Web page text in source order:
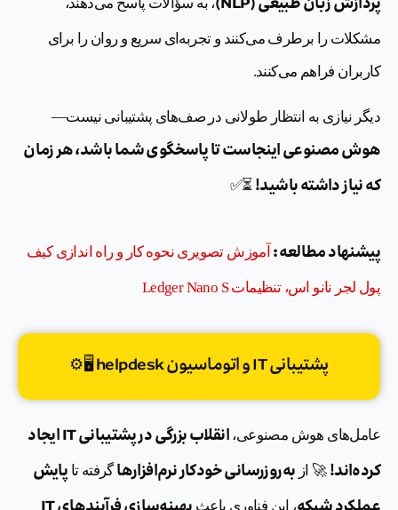
پردازش زبان طبیعی (NLP)
مشکلات را برطرف می‌کنند و تجربه‌ای سریع و روان را برای
کاربران فراهم می‌کنند.
دیگر نیازی به انتظار طولانی در صف‌های پشتیبانی نیست—
هوش مصنوعی اینجاست تا پاسخگوی شما باشد، هر زمان
که نیاز داشته باشید! ⏳✅
پیشنهاد مطالعه : آموزش تصویری نحوه کار و راه اندازی کیف
پول لجر نانو اس، تنظیمات Ledger Nano S
پشتیبانی IT و اتوماسیون helpdesk 🖥️⚙️
عامل‌های هوش مصنوعی،
انقلاب بزرگی در پشتیبانی IT ایجاد
کرده‌اند! 🚀 از به‌روزرسانی خودکار نرم‌افزارها گرفته تا پایش
، این فناوری باعث